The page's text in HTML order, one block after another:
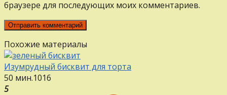
браузере для последующих моих комментариев.
Похожие материалы
Изумрудный бисквит для торта
50 мин.1016
5